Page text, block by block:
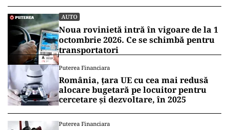
AUTO
Noua rovinietă intră în vigoare de la 1
octombrie 2026. Ce se schimbă pentru
transportatori
Puterea Financiara
România, țara UE cu cea mai redusă
alocare bugetară pe locuitor pentru
cercetare și dezvoltare, în 2025
Puterea Financiara